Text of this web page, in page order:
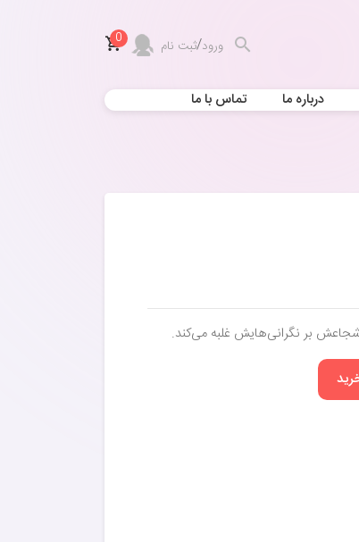
ورود/ثبت نام 0
درباره ما تماس با ما
بر نگرانی‌هایش غلبه می‌کند.